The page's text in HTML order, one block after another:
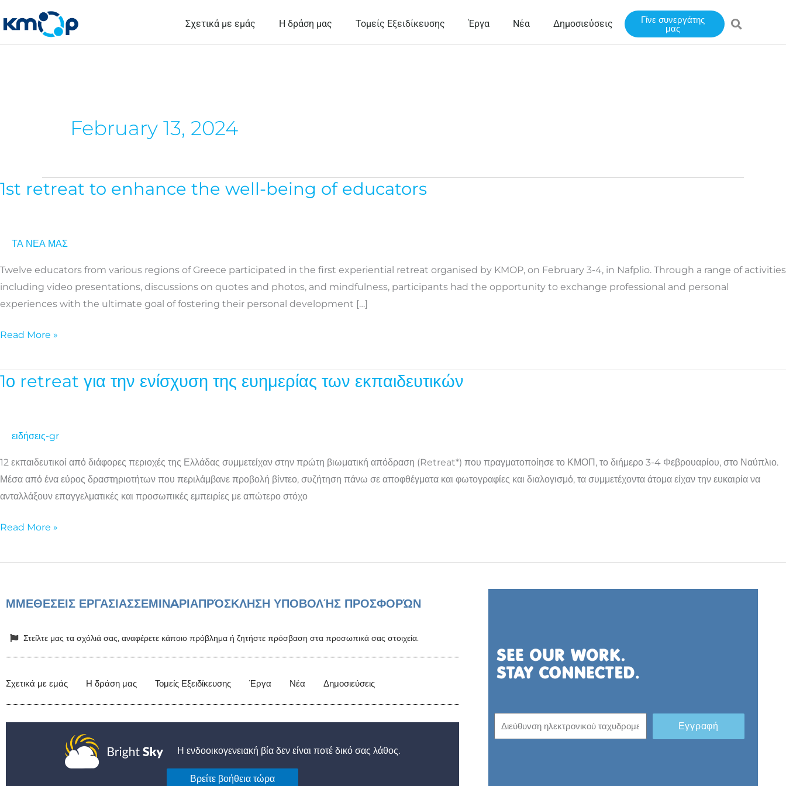
στο
περιεχόμενο
Σχετικά με εμάς Η δράση μας Τομείς Εξειδίκευσης Έργα Νέα Δημοσιεύσεις Γίνε συνεργάτης
μας
February 13, 2024
1st retreat to enhance the well-being of educators
ΤΑ ΝΕΑ ΜΑΣ
Twelve educators from various regions of Greece participated in the first experiential retreat organised by KMOP, on February 3-4, in Nafplio. Through a range of activities
including video presentations, discussions on quotes and photos, and mindfulness, participants had the opportunity to exchange professional and personal
experiences with the ultimate goal of fostering their personal development […]
1st
well-
being
of
Read More »
1ο retreat για την ενίσχυση της ευημερίας των εκπαιδευτικών
ειδήσεις-gr
12 εκπαιδευτικοί από διάφορες περιοχές της Ελλάδας συμμετείχαν στην πρώτη βιωματική απόδραση (Retreat*) που πραγματοποίησε το ΚΜΟΠ, το διήμερο 3-4 Φεβρουαρίου, στο Ναύπλιο.
Μέσα από ένα εύρος δραστηριοτήτων που περιλάμβανε προβολή βίντεο, συζήτηση πάνω σε αποφθέγματα και φωτογραφίες και διαλογισμό, τα συμμετέχοντα άτομα είχαν την ευκαιρία να
ανταλλάξουν επαγγελματικές και προσωπικές εμπειρίες με απώτερο στόχο
1ο
της
ευημερίας
των
Read More »
ΜΜΕΘΕΣΕΙΣ ΕΡΓΑΣΙΑΣΣΕΜΙΝAΡΙΑΠΡΌΣΚΛΗΣΗ ΥΠΟΒΟΛΉΣ ΠΡΟΣΦΟΡΏΝ
Στείλτε μας τα σχόλιά σας, αναφέρετε κάποιο πρόβλημα ή ζητήστε πρόσβαση στα προσωπικά σας στοιχεία.
Σχετικά με εμάς Η δράση μας Τομείς Εξειδίκευσης Έργα Νέα Δημοσιεύσεις
Η ενδοοικογενειακή βία δεν είναι ποτέ δικό σας λάθος.
Βρείτε βοήθεια τώρα
Εγγραφή